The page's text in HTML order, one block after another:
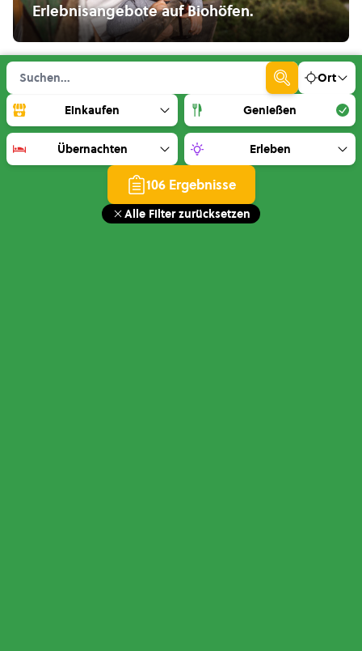
Erlebnisangebote auf Biohöfen.
Ort
Einkaufen
Genießen
Übernachten Erleben
106 Ergebnisse
Alle Filter zurücksetzen